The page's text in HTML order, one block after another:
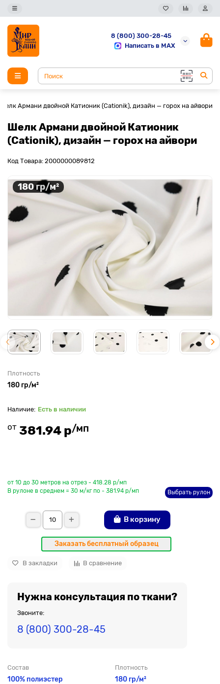
8 (800) 300-28-45
Написать в MAX
Шелк Армани двойной Катионик (Cationik), дизайн — горох на айвори
Шелк Армани двойной Катионик
(Cationik), дизайн — горох на айвори
Код Товара: 2000000089812
180 гр/м²
Плотность
180 гр/м²
Есть в наличии
от 381.94 р/мп
от 10 до 30 метров на отрез - 418.28 р/мп
В рулоне в среднем = 30 м/кг по - 381.94 р/мп
Выбрать рулон
В корзину
Заказать бесплатный образец
В закладки В сравнение
Нужна консультация по ткани?
Звоните:
8 (800) 300-28-45
Состав
100% полиэстер
Плотность
180 гр/м²